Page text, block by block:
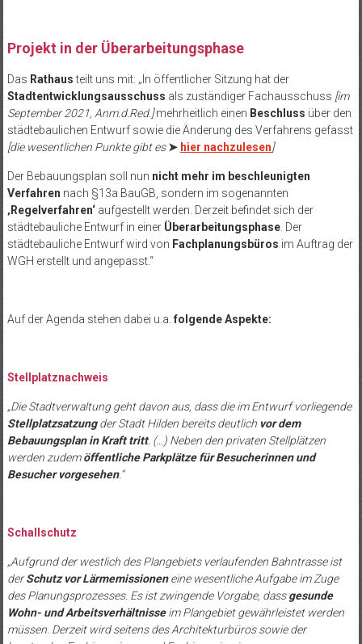
Projekt in der Überarbeitungsphase
Das Rathausteilt uns mit: „In öffentlicher Sitzung hat der
Stadtentwicklungsausschuss als zuständiger Fachausschuss [im
September 2021, Anm.d.Red.]mehrheitlich einen Beschluss über den
städtebaulichen Entwurf sowie die Änderung des Verfahrens gefasst
[die wesentlichen Punkte gibt es ➤ hier nachzulesen]
Der Bebauungsplan soll nun nicht mehr im beschleunigten
Verfahren nach §13a BauGB, sondern im sogenannten
‚Regelverfahren‘aufgestellt werden. Derzeit befindet sich der
städtebauliche Entwurf in einer Überarbeitungsphase. Der
städtebauliche Entwurf wird von Fachplanungsbüros im Auftrag der
WGH erstellt und angepasst.“
Auf der Agenda stehen dabei u.a. folgende Aspekte:
Stellplatznachweis
„Die Stadtverwaltung geht davon aus, dass die im Entwurf vorliegende
Stellplatzsatzungder Stadt Hilden bereits deutlich vor dem
Bebauungsplan in Kraft tritt. (…) Neben den privaten Stellplätzen
werden zudemöffentliche Parkplätze für Besucherinnen und
Besucher vorgesehen.“
Schallschutz
„Aufgrund der westlich des Plangebiets verlaufenden Bahntrasse ist
derSchutz vor Lärmemissioneneine wesentliche Aufgabe im Zuge
des Planungsprozesses. Es ist zwingende Vorgabe, dassgesunde
Wohn- und Arbeitsverhältnisseim Plangebiet gewährleistet werden
müssen. Derzeit wird seitens des Architekturbüros sowie der